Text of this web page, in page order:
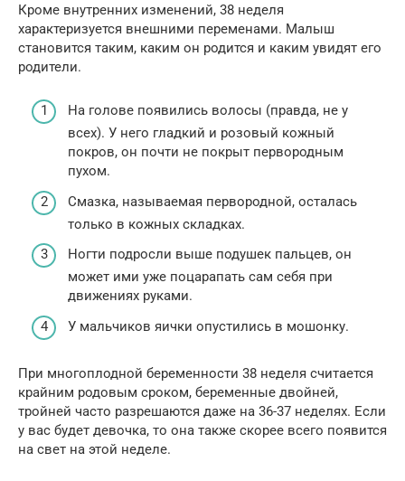
Кроме внутренних изменений, 38 неделя
характеризуется внешними переменами. Малыш
становится таким, каким он родится и каким увидят его
родители.
На голове появились волосы (правда, не у
всех). У него гладкий и розовый кожный
покров, он почти не покрыт первородным
пухом.
Смазка, называемая первородной, осталась
только в кожных складках.
Ногти подросли выше подушек пальцев, он
может ими уже поцарапать сам себя при
движениях руками.
У мальчиков яички опустились в мошонку.
При многоплодной беременности 38 неделя считается
крайним родовым сроком, беременные двойней,
тройней часто разрешаются даже на 36-37 неделях. Если
у вас будет девочка, то она также скорее всего появится
на свет на этой неделе.